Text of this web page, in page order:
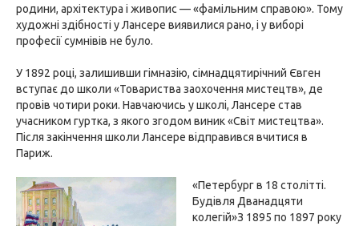
родини, архітектура і живопис — «фамільним справою». Тому
художні здібності у Лансере виявилися рано, і у виборі
професії сумнівів не було.
У 1892 році, залишивши гімназію, сімнадцятирічний Євген
вступає до школи «Товариства заохочення мистецтв», де
провів чотири роки. Навчаючись у школі, Лансере став
учасником гуртка, з якого згодом виник «Світ мистецтва».
Після закінчення школи Лансере відправився вчитися в
Париж.
«Петербург в 18 столітті.
Будівля Дванадцяти
колегій»З 1895 по 1897 року